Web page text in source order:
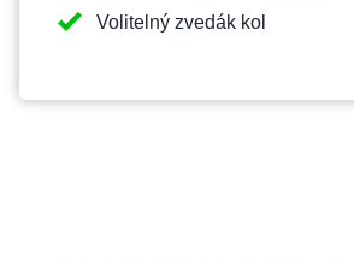
Volitelný zvedák kol